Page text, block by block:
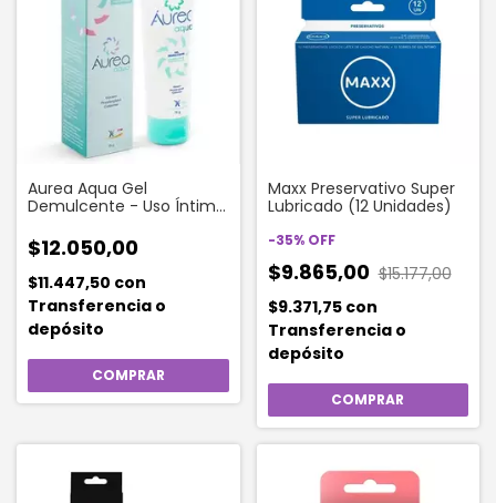
Aurea Aqua Gel
Demulcente - Uso Íntimo
$12.050,00
$11.447,50 con
Transferencia o
depósito
Maxx Preservativo Super
Lubricado (12 Unidades)
-35% OFF
$9.865,00 $15.177,00
$9.371,75 con
Transferencia o
depósito